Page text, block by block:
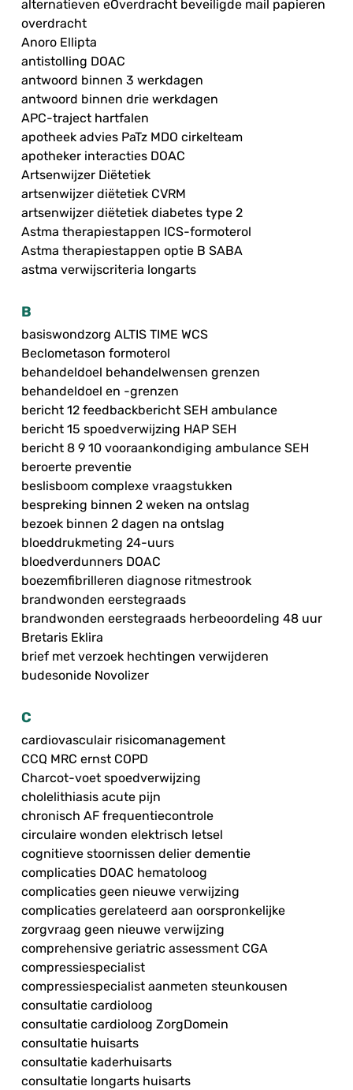
alternatieven eOverdracht beveiligde mail papieren
overdracht
Anoro Ellipta
antistolling DOAC
antwoord binnen 3 werkdagen
antwoord binnen drie werkdagen
APC-traject hartfalen
apotheek advies PaTz MDO cirkelteam
apotheker interacties DOAC
Artsenwijzer Diëtetiek
artsenwijzer diëtetiek CVRM
artsenwijzer diëtetiek diabetes type 2
Astma therapiestappen ICS-formoterol
Astma therapiestappen optie B SABA
astma verwijscriteria longarts
B
basiswondzorg ALTIS TIME WCS
Beclometason formoterol
behandeldoel behandelwensen grenzen
behandeldoel en -grenzen
bericht 12 feedbackbericht SEH ambulance
bericht 15 spoedverwijzing HAP SEH
bericht 8 9 10 vooraankondiging ambulance SEH
beroerte preventie
beslisboom complexe vraagstukken
bespreking binnen 2 weken na ontslag
bezoek binnen 2 dagen na ontslag
bloeddrukmeting 24-uurs
bloedverdunners DOAC
boezemfibrilleren diagnose ritmestrook
brandwonden eerstegraads
brandwonden eerstegraads herbeoordeling 48 uur
Bretaris Eklira
brief met verzoek hechtingen verwijderen
budesonide Novolizer
C
cardiovasculair risicomanagement
CCQ MRC ernst COPD
Charcot-voet spoedverwijzing
cholelithiasis acute pijn
chronisch AF frequentiecontrole
circulaire wonden elektrisch letsel
cognitieve stoornissen delier dementie
complicaties DOAC hematoloog
complicaties geen nieuwe verwijzing
complicaties gerelateerd aan oorspronkelijke
zorgvraag geen nieuwe verwijzing
comprehensive geriatric assessment CGA
compressiespecialist
compressiespecialist aanmeten steunkousen
consultatie cardioloog
consultatie cardioloog ZorgDomein
consultatie huisarts
consultatie kaderhuisarts
consultatie longarts huisarts